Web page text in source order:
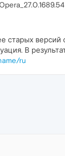
старых версий
В
ru